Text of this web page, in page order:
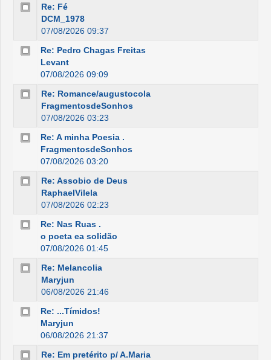
Re: Fé
DCM_1978
07/08/2026 09:37
Re: Pedro Chagas Freitas
Levant
07/08/2026 09:09
Re: Romance/augustocola
FragmentosdeSonhos
07/08/2026 03:23
Re: A minha Poesia .
FragmentosdeSonhos
07/08/2026 03:20
Re: Assobio de Deus
RaphaelVilela
07/08/2026 02:23
Re: Nas Ruas .
o poeta ea solidão
07/08/2026 01:45
Re: Melancolia
Maryjun
06/08/2026 21:46
Re: ...Tímidos!
Maryjun
06/08/2026 21:37
Re: Em pretérito p/ A.Maria